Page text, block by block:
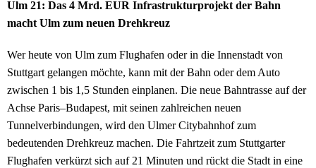
Ulm 21: Das 4 Mrd. EUR Infrastrukturprojekt der Bahn
macht Ulm zum neuen Drehkreuz
Wer heute von Ulm zum Flughafen oder in die Innenstadt von
Stuttgart gelangen möchte, kann mit der Bahn oder dem Auto
zwischen 1 bis 1,5 Stunden einplanen. Die neue Bahntrasse auf der
Achse Paris–Budapest, mit seinen zahlreichen neuen
Tunnelverbindungen, wird den Ulmer Citybahnhof zum
bedeutenden Drehkreuz machen. Die Fahrtzeit zum Stuttgarter
Flughafen verkürzt sich auf 21 Minuten und rückt die Stadt in eine